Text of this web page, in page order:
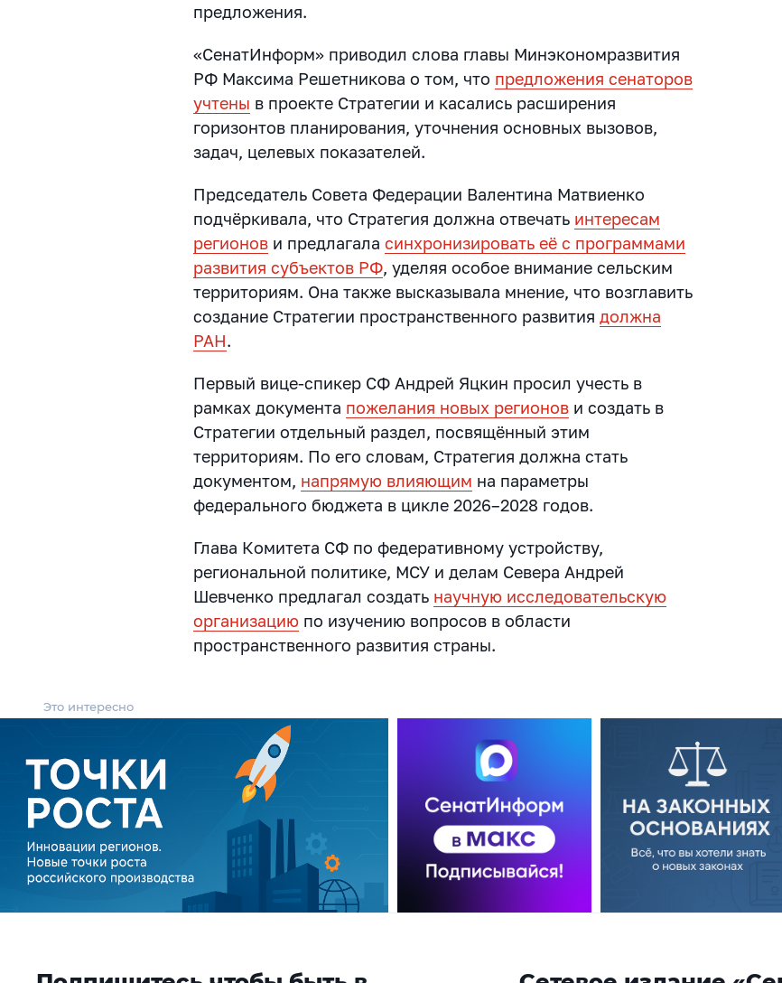
предложения.
«СенатИнформ» приводил слова главы Минэкономразвития
РФ Максима Решетникова о том, что предложения сенаторов
учтены в проекте Стратегии и касались расширения
горизонтов планирования, уточнения основных вызовов,
задач, целевых показателей.
Председатель Совета Федерации Валентина Матвиенко
подчёркивала, что Стратегия должна отвечать интересам
регионов и предлагаласинхронизировать её с программами
развития субъектов РФ, уделяя особое внимание сельским
территориям. Она также высказывала мнение, что возглавить
создание Стратегии пространственного развитиядолжна
РАН.
Первый вице-спикер СФ Андрей Яцкин просил учесть в
рамках документа пожелания новых регионов и создать в
Стратегии отдельный раздел, посвящённый этим
территориям. По его словам, Стратегия должна стать
документом, напрямую влияющим на параметры
федерального бюджета в цикле 2026–2028 годов.
Глава Комитета СФ по федеративному устройству,
региональной политике, МСУ и делам Севера Андрей
Шевченко предлагал создать научную исследовательскую
организацию по изучению вопросов в области
пространственного развития страны.
Это интересно